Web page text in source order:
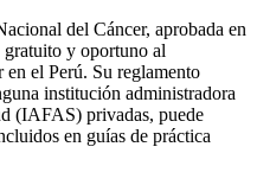
del Cáncer, aprobada en
gratuito y oportuno al
el Perú. Su reglamento
institución administradora
(IAFAS) privadas, puede
en guías de práctica